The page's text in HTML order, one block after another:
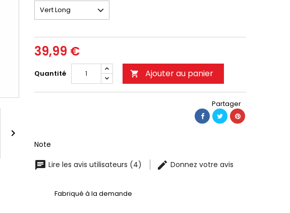

39,99 €
Quantité  Ajouter au panier
Partager
Note
Lire les avis utilisateurs (4)
Donnez votre avis
Fabriqué à la demande